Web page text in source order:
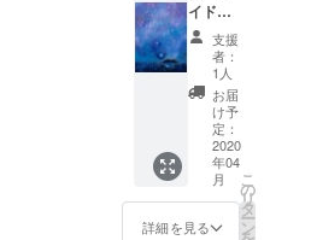
ティン
グ内容
のご希
望を備
考欄に
お書き
くださ
い。 ま
た募集
期間終
了後、
メール
イド絵
画 ベ
ルギー
にて制
作（F8
サイズ
455×38
0） ・
絵本1冊
（サイ
ン入
り） ・
支援
者：
1人
お届
け予
定：
2020
年04
月
詳細を見る
こ
の
リ
タ
ー
ン